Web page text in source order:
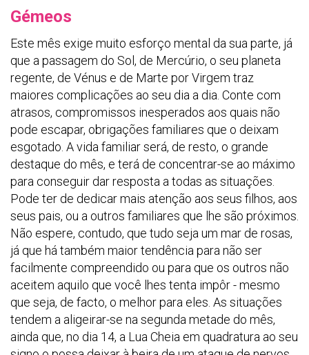
Gémeos
Este mês exige muito esforço mental da sua parte, já
que a passagem do Sol, de Mercúrio, o seu planeta
regente, de Vénus e de Marte por Virgem traz
maiores complicações ao seu dia a dia. Conte com
atrasos, compromissos inesperados aos quais não
pode escapar, obrigações familiares que o deixam
esgotado. A vida familiar será, de resto, o grande
destaque do mês, e terá de concentrar-se ao máximo
para conseguir dar resposta a todas as situações.
Pode ter de dedicar mais atenção aos seus filhos, aos
seus pais, ou a outros familiares que lhe são próximos.
Não espere, contudo, que tudo seja um mar de rosas,
já que há também maior tendência para não ser
facilmente compreendido ou para que os outros não
aceitem aquilo que você lhes tenta impôr - mesmo
que seja, de facto, o melhor para eles. As situações
tendem a aligeirar-se na segunda metade do mês,
ainda que, no dia 14, a Lua Cheia em quadratura ao seu